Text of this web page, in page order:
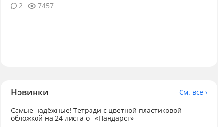
2
7457
Новинки
См. все ›
Самые надёжные! Тетради с цветной пластиковой
обложкой на 24 листа от «Пандарог»